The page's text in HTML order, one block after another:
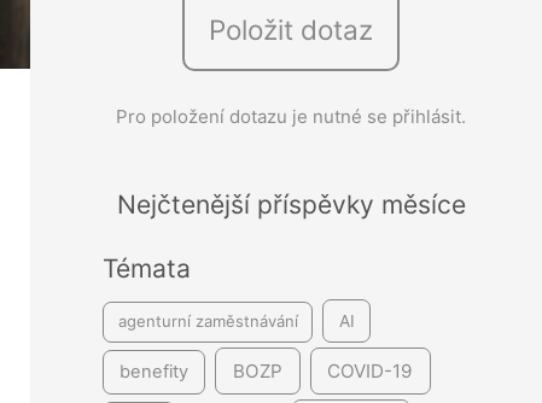
Položit dotaz
Pro položení dotazu je nutné se přihlásit.
Nejčtenější příspěvky měsíce
Témata
agenturní zaměstnávání AI
benefity BOZP COVID-19